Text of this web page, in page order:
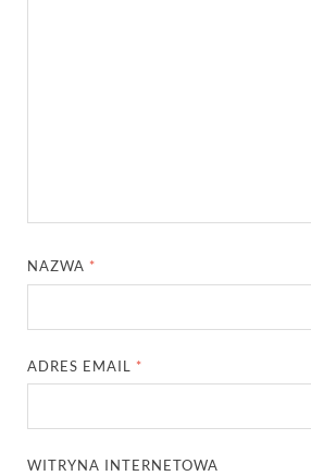
NAZWA *
ADRES EMAIL *
WITRYNA INTERNETOWA